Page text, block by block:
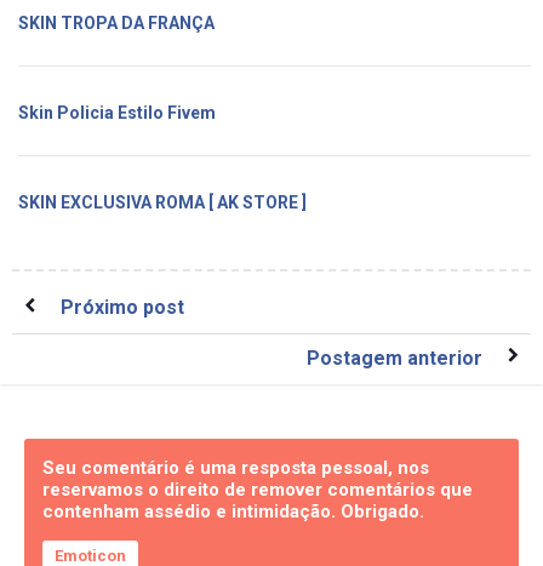
SKIN TROPA DA FRANÇA
Skin Policia Estilo Fivem
SKIN EXCLUSIVA ROMA [ AK STORE ]
Próximo post
Postagem anterior
Seu comentário é uma resposta pessoal, nos
reservamos o direito de remover comentários que
contenham assédio e intimidação. Obrigado.
Emoticon